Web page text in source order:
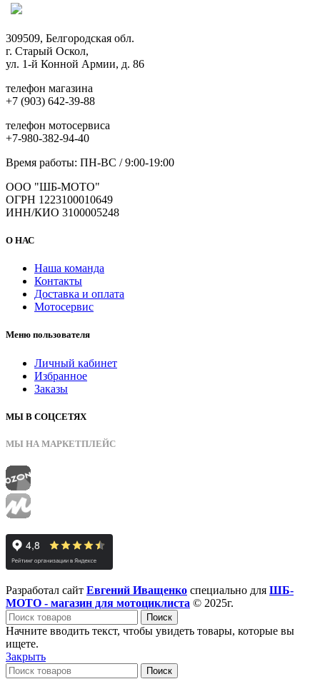
309509, Белгородская обл.
г. Старый Оскол,
ул. 1-й Конной Армии, д. 86
телефон магазина
+7 (903) 642-39-88
телефон мотосервиса
+7-980-382-94-40
Время работы: ПН-ВС / 9:00-19:00
ООО "ШБ-МОТО"
ОГРН 1223100010649
ИНН/КИО 3100005248
О НАС
Наша команда
Контакты
Доставка и оплата
Мотосервис
Меню пользователя
Личный кабинет
Избранное
Заказы
МЫ В СОЦСЕТЯХ
МЫ НА МАРКЕТПЛЕЙС
Разработал сайт Евгений Иващенко специально для ШБ-
МОТО - магазин для мотоциклиста © 2025г.
Поиск
Начните вводить текст, чтобы увидеть товары, которые вы
ищете.
Закрыть
Поиск